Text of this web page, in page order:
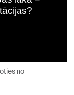
no